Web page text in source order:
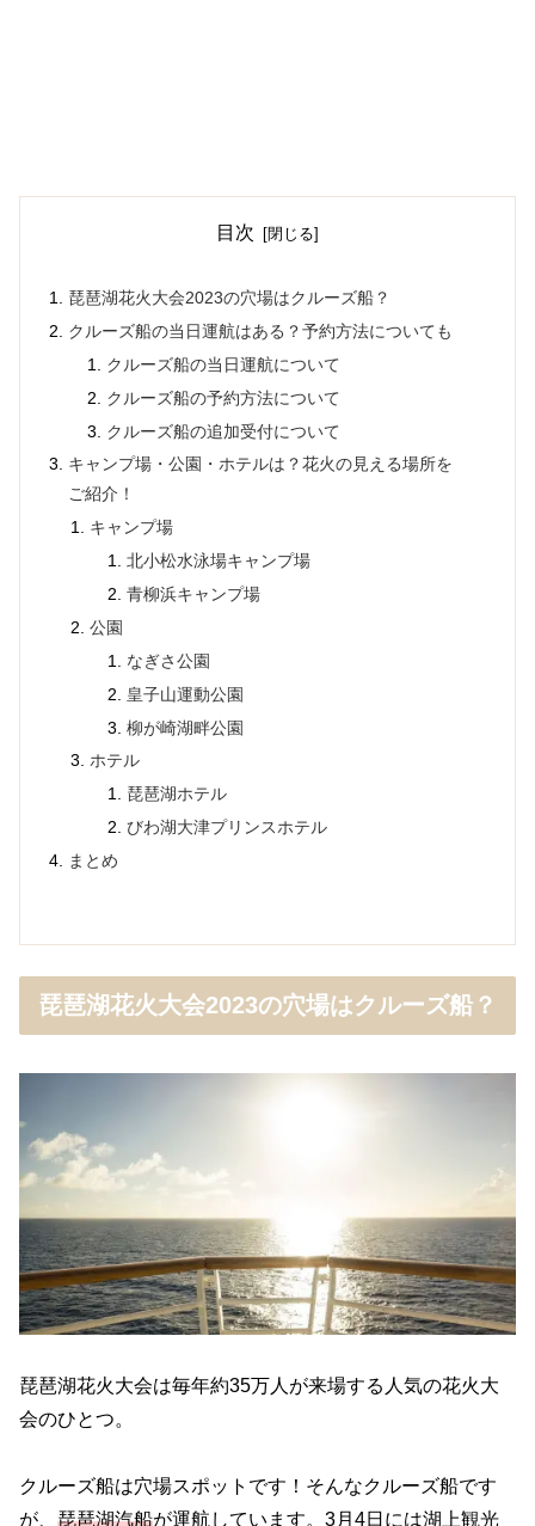
目次
琵琶湖花火大会2023の穴場はクルーズ船？
クルーズ船の当日運航はある？予約方法についても
クルーズ船の当日運航について
クルーズ船の予約方法について
クルーズ船の追加受付について
キャンプ場・公園・ホテルは？花火の見える場所を
ご紹介！
キャンプ場
北小松水泳場キャンプ場
青柳浜キャンプ場
公園
なぎさ公園
皇子山運動公園
柳が崎湖畔公園
ホテル
琵琶湖ホテル
びわ湖大津プリンスホテル
まとめ
琵琶湖花火大会2023の穴場はクルーズ船？
琵琶湖花火大会は毎年約35万人が来場する人気の花火大
会のひとつ。
クルーズ船は穴場スポットです！そんなクルーズ船です
が、 琵琶湖汽船が運航しています。3月4日には湖上観光